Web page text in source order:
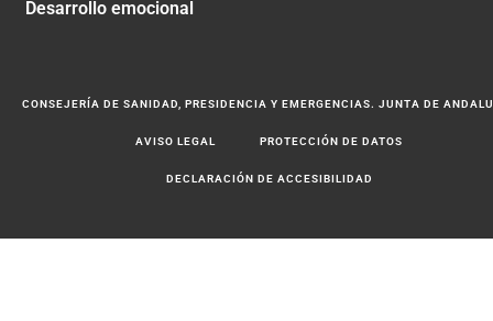
Desarrollo emocional
CONSEJERÍA DE SANIDAD, PRESIDENCIA Y EMERGENCIAS. JUNTA DE
AVISO LEGAL PROTECCIÓN DE DATOS
DECLARACIÓN DE ACCESIBILIDAD